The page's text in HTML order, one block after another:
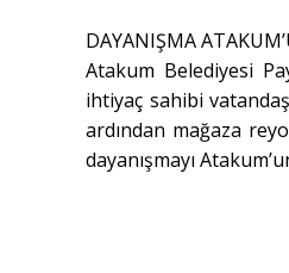
DAYANIŞMA
Atakum Belediyesi
ihtiyaç sahibi
ardından mağaza
dayanışmayı